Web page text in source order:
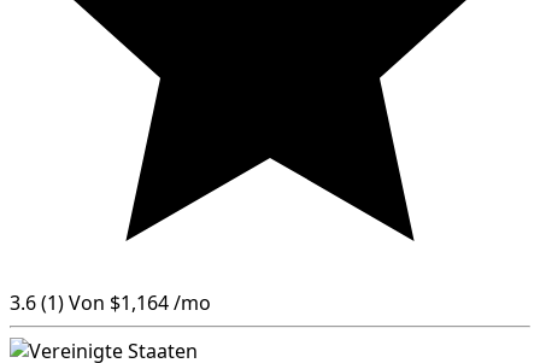
3.6(1)Von $1,164/mo